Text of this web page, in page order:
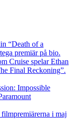
“Death of a
premiär på bio.
Cruise spelar Ethan
Final Reckoning”.
i maj